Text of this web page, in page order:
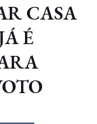
CASA
É